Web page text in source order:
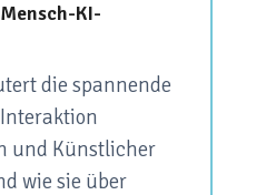
KI-
die spannende
und Künstlicher
wie sie über